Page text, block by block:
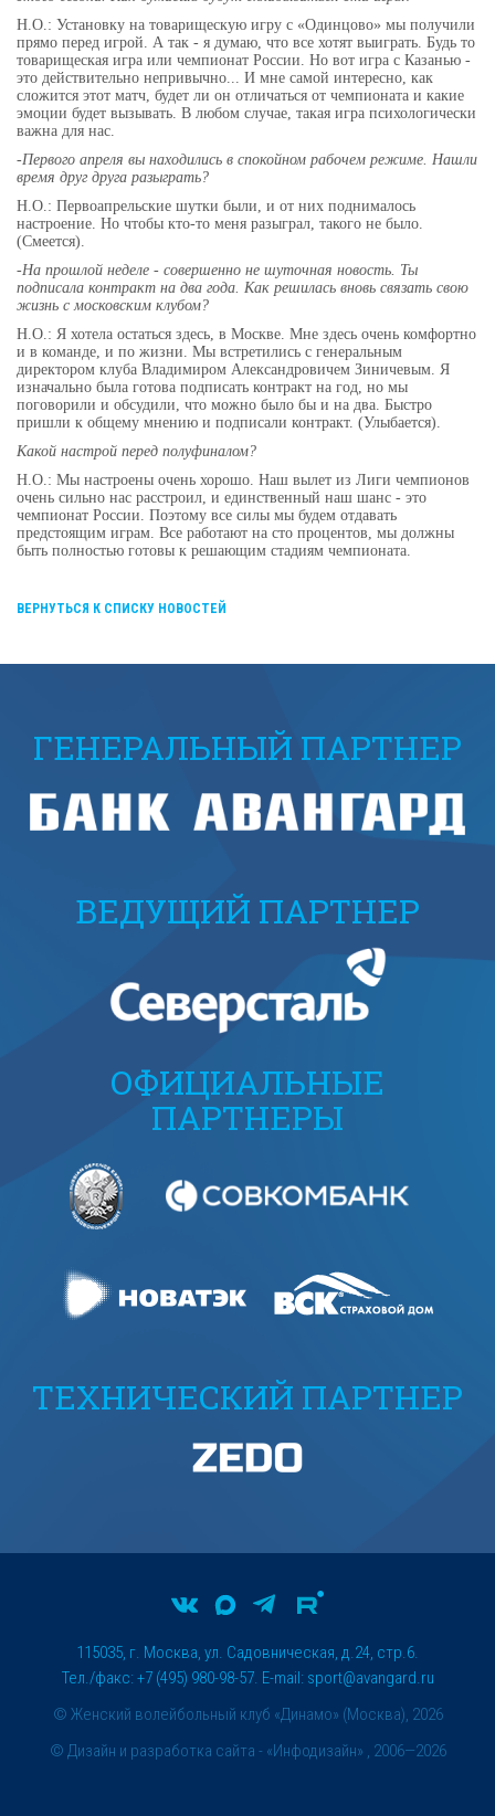
Н.О.: Установку на товарищескую игру с «Одинцово» мы получили
прямо перед игрой. А так - я думаю, что все хотят выиграть. Будь то
товарищеская игра или чемпионат России. Но вот игра с Казанью -
это действительно непривычно... И мне самой интересно, как
сложится этот матч, будет ли он отличаться от чемпионата и какие
эмоции будет вызывать. В любом случае, такая игра психологически
важна для нас.
-Первого апреля вы находились в спокойном рабочем режиме. Нашли
время друг друга разыграть?
Н.О.: Первоапрельские шутки были, и от них поднималось
настроение. Но чтобы кто-то меня разыграл, такого не было.
(Смеется).
-На прошлой неделе - совершенно не шуточная новость. Ты
подписала контракт на два года. Как решилась вновь связать свою
жизнь с московским клубом?
Н.О.: Я хотела остаться здесь, в Москве. Мне здесь очень комфортно
и в команде, и по жизни. Мы встретились с генеральным
директором клуба Владимиром Александровичем Зиничевым. Я
изначально была готова подписать контракт на год, но мы
поговорили и обсудили, что можно было бы и на два. Быстро
пришли к общему мнению и подписали контракт. (Улыбается).
Какой настрой перед полуфиналом?
Н.О.: Мы настроены очень хорошо. Наш вылет из Лиги чемпионов
очень сильно нас расстроил, и единственный наш шанс - это
чемпионат России. Поэтому все силы мы будем отдавать
предстоящим играм. Все работают на сто процентов, мы должны
быть полностью готовы к решающим стадиям чемпионата.
ВЕРНУТЬСЯ К СПИСКУ НОВОСТЕЙ
ГЕНЕРАЛЬНЫЙ ПАРТНЕР
ВЕДУЩИЙ ПАРТНЕР
ОФИЦИАЛЬНЫЕ
ПАРТНЕРЫ
ТЕХНИЧЕСКИЙ ПАРТНЕР
© Женский волейбольный клуб «Динамо» (Москва), 2026
115035, г. Москва, ул. Садовническая, д.24, стр.6.
Тел./факс: +7 (495) 980-98-57. E-mail: sport@avangard.ru
© Дизайн и разработка сайта - «Инфодизайн» , 2006—2026